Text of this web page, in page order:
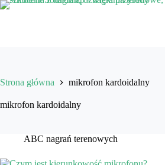
Przejdź
Strona główna mikrofon kardoidalny
mikrofon kardoidalny
ABC nagrań terenowych